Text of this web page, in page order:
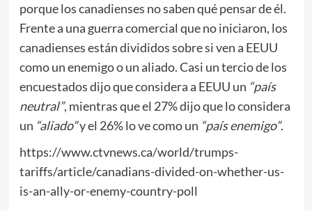
porque los canadienses no saben qué pensar de él.
Frente a una guerra comercial que no iniciaron, los
canadienses están divididos sobre si ven a EEUU
como un enemigo o un aliado. Casi un tercio de los
encuestados dijo que considera a EEUU un “país
neutral”, mientras que el 27% dijo que lo considera
un “aliado”y el 26% lo ve como un “país enemigo”.
https://www.ctvnews.ca/world/trumps-
tariffs/article/canadians-divided-on-whether-us-
is-an-ally-or-enemy-country-poll